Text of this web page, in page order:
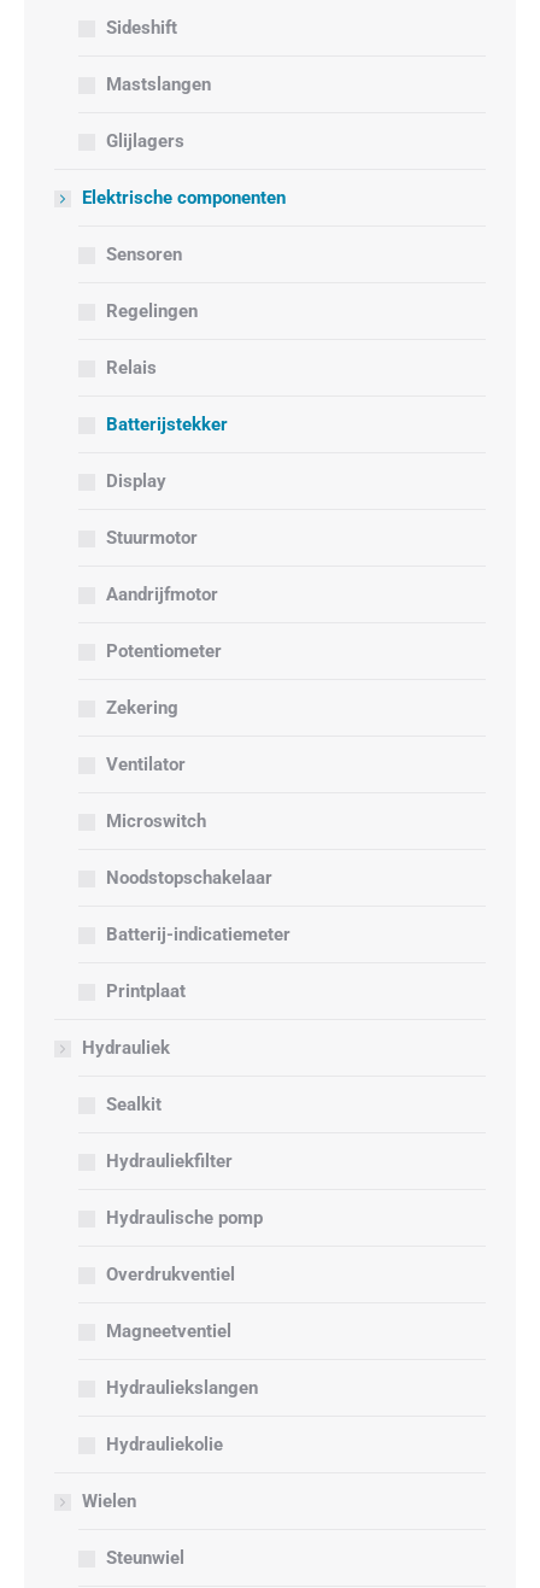
Sideshift
Mastslangen
Glijlagers
Elektrische componenten
Sensoren
Regelingen
Relais
Batterijstekker
Display
Stuurmotor
Aandrijfmotor
Potentiometer
Zekering
Ventilator
Microswitch
Noodstopschakelaar
Batterij-indicatiemeter
Printplaat
Hydrauliek
Sealkit
Hydrauliekfilter
Hydraulische pomp
Overdrukventiel
Magneetventiel
Hydrauliekslangen
Hydrauliekolie
Wielen
Steunwiel